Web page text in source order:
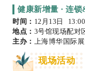
健康新增量 · 连
时间： 12月13日
地点： 3号馆现场配对
主办： 上海博华国际
现场活动